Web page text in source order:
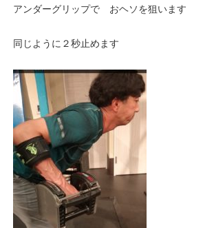
アンダーグリップで おヘソを狙います
同じように２秒止めます